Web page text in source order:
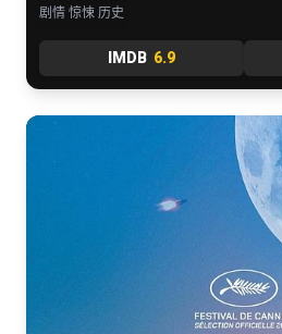
剧情 惊悚 历史
IMDB 6.9